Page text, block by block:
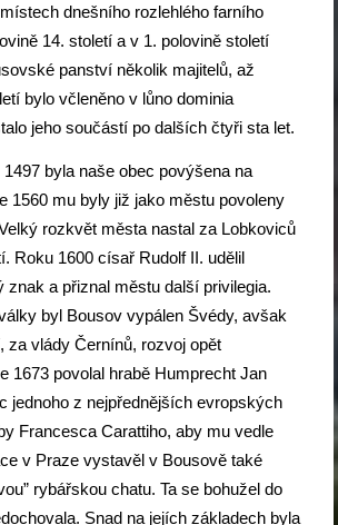
dnešního rozlehlého farního
14. století a v 1. polovině století
panství několik majitelů, až
bylo včleněno v lůno dominia
jeho součástí po dalších čtyři sta let.
byla naše obec povýšena na
1560 mu byly již jako městu povoleny
rozkvět města nastal za Lobkoviců
Roku 1600 císař Rudolf II. udělil
znak a přiznal městu další privilegia.
byl Bousov vypálen Švédy, avšak
za vlády Černínů, rozvoj opět
1673 povolal hrabě Humprecht Jan
jednoho z nejpřednějších evropských
Francesca Carattiho, aby mu vedle
v Praze vystavěl v Bousově také
rybářskou chatu. Ta se bohužel do
Snad na jejích základech byla